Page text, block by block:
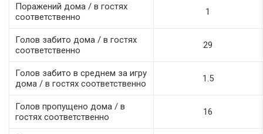
Поражений дома / в гостях
соответственно
1
Голов забито дома / в гостях
соответственно
29
Голов забито в среднем за игру
дома / в гостях соответственно
1.5
Голов пропущено дома / в
гостях соответственно
16